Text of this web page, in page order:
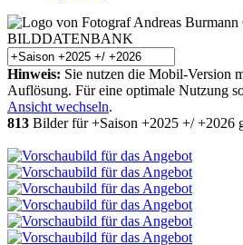
Hinweis: Sie nutzen die Mobil-Version
Auflösung. Für eine optimale Nutzung
Ansicht wechseln.
813 Bilder für +Saison +2025 +/ +2026